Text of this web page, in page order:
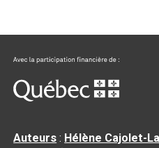
Auteurs : Hélène Cajolet-